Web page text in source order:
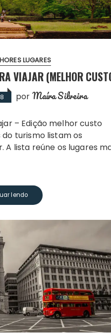
LUGARES
VIAJAR (MELHOR
por Maíra Silveira
do turismo listam os
A lista reúne os lugares
lendo